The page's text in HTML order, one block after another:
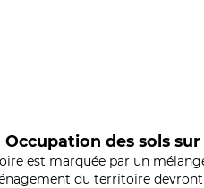
Occupation des sols
est marquée par un
du territoire